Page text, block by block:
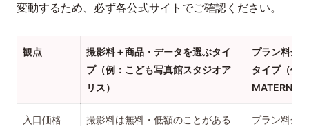
変動するため、必ず各公式サイトでご確認ください。
観点
撮影料＋商品・データを選ぶタイ
プ（例：こども写真館スタジオア
リス）
プラン料金
タイプ（例
入口価格
撮影料は無料・低額のことがある
プラン料金